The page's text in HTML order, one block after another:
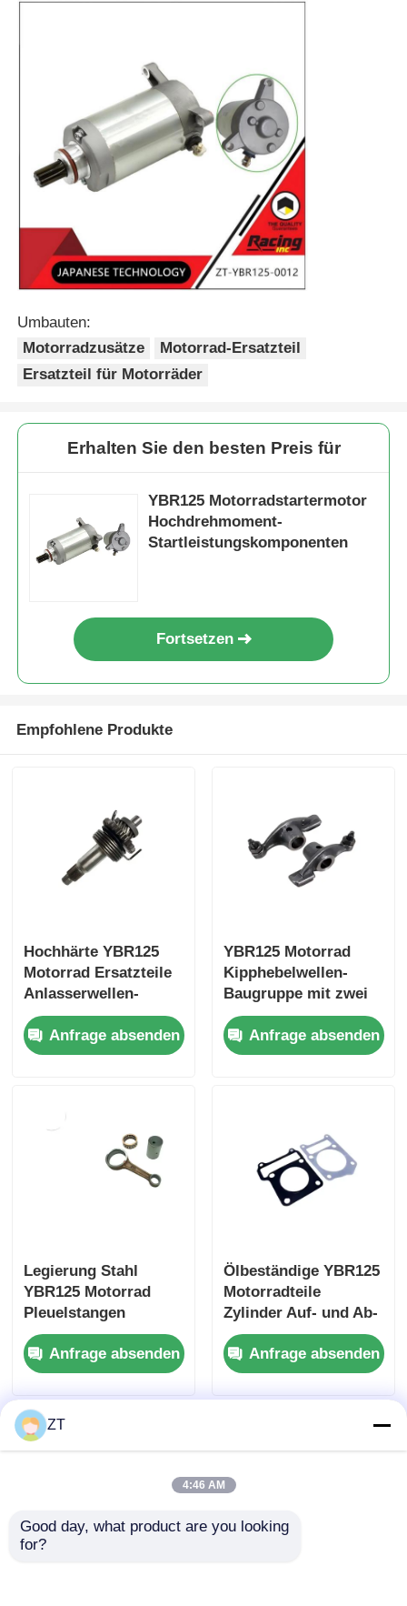
Startseite
Produkte
Über uns
Qualitätskontrolle
Kontakt
Motorradmotorteile
Elektrische Komponenten für Motorräder
Motorradbremsanlage
Andere Zubehörteile für Motorräder
Motorradlicht
Motorradstoßdämpfer
Motorradketten und Kettenräder
Motorradkolben
Auspuffrohr für Motorräder
Motorradzylinder
Umbauten:
Motorradzusätze
Motorrad-Ersatzteil
Ersatzteil für Motorräder
Erhalten Sie den besten Preis für
YBR125 Motorradstartermotor
Hochdrehmoment-
Startleistungskomponenten
Fortsetzen
Empfohlene Produkte
Hochhärte YBR125
Motorrad Ersatzteile
Anlasserwellen-
Baugruppe
Anfrage absenden
YBR125 Motorrad
Kipphebelwellen-
Baugruppe mit zwei
Ventiltriebsteilen aus
Stahlguss
Anfrage absenden
Legierung Stahl
YBR125 Motorrad
Pleuelstangen
Baugruppe 89MM
Mittenabstand
Anfrage absenden
Ölbeständige YBR125
Motorradteile
Zylinder Auf- und Ab-
Dichtungssatz
Motorzylinder
Dichtungssatz
Anfrage absenden
ZT
4:46 AM
Good day, what product are you looking
for?